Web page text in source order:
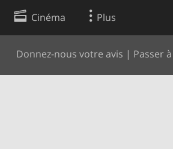
Cinéma Plus
Donnez-nous votre avis | Passer
Web